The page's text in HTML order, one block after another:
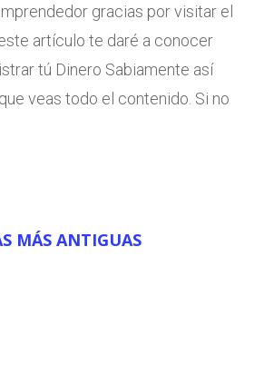
gracias por visitar el
artículo te daré a conocer
tú Dinero Sabiamente así
veas todo el contenido. Si no
MÁS ANTIGUAS